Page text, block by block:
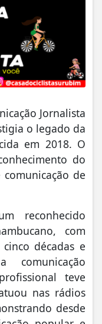
Jornalista
o legado da
em 2018. O
do
de
reconhecido
com
décadas e
teve
nas rádios
desde